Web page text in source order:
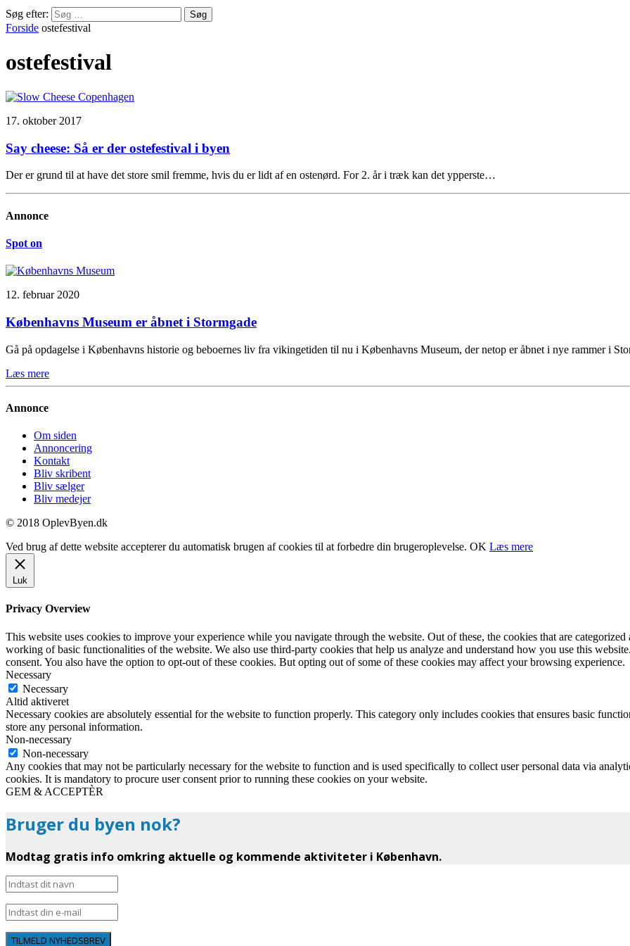
Søg efter:
Forside ostefestival
ostefestival
17. oktober 2017
Say cheese: Så er der ostefestival i byen
Der er grund til at have det store smil fremme, hvis du er lidt af en ostenørd. For 2. år i træk kan det ypperste…
Annonce
Spot on
12. februar 2020
Københavns Museum er åbnet i Stormgade
Gå på opdagelse i Københavns historie og beboernes liv fra vikingetiden til nu i Københavns Museum, der netop er åbnet i nye rammer i
Læs mere
Annonce
Om siden
Annoncering
Kontakt
Bliv skribent
Bliv sælger
Bliv medejer
© 2018 OplevByen.dk
Ved brug af dette website accepterer du automatisk brugen af cookies til at forbedre din brugeroplevelse. OK Læs mere
Luk
Privacy Overview
This website uses cookies to improve your experience while you navigate through the website. Out of these, the cookies that are categorized
working of basic functionalities of the website. We also use third-party cookies that help us analyze and understand how you use this
consent. You also have the option to opt-out of these cookies. But opting out of some of these cookies may affect your browsing experience.
Necessary
Necessary
Altid aktiveret
Necessary cookies are absolutely essential for the website to function properly. This category only includes cookies that ensures basic
store any personal information.
Non-necessary
Non-necessary
Any cookies that may not be particularly necessary for the website to function and is used specifically to collect user personal data via
cookies. It is mandatory to procure user consent prior to running these cookies on your website.
GEM & ACCEPTÈR
Bruger du byen nok?
Modtag gratis info omkring aktuelle og kommende aktiviteter i København.
TILMELD NYHEDSBREV